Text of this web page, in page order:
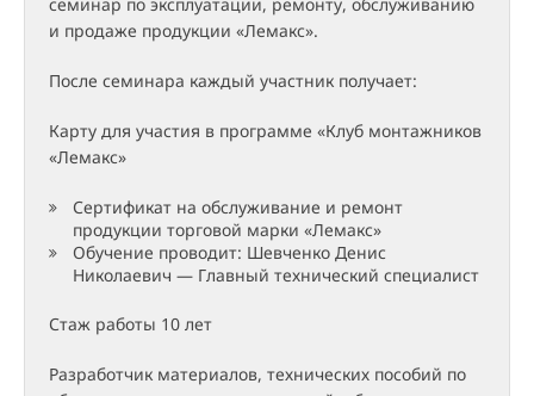
семинар по эксплуатации, ремонту, обслуживанию
и продаже продукции «Лемакс».
После семинара каждый участник получает:
Карту для участия в программе «‎Клуб монтажников
«‎Лемакс»
Сертификат на обслуживание и ремонт
продукции торговой марки «‎Лемакс»
Обучение проводит: Шевченко Денис
Николаевич — Главный технический специалист
Стаж работы 10 лет
Разработчик материалов, технических пособий по